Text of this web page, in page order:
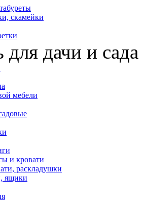
скамейки
для дачи и сада
мебели
и кровати
раскладушки
ящики